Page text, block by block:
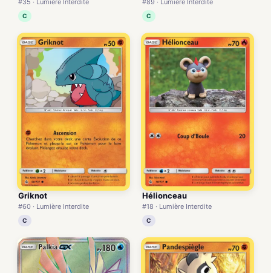
C C
Griknot
#60 · Lumière Interdite
C
Hélionceau
#18 · Lumière Interdite
C